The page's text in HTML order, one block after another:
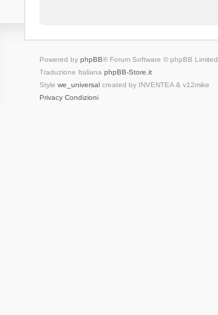
Powered by phpBB® Forum Software © phpBB Limited
Traduzione Italiana phpBB-Store.it
Style we_universalcreated by INVENTEA & v12mike
Privacy Condizioni